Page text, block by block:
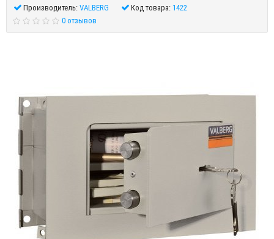
Производитель:VALBERG Код товара:1422
0 отзывов